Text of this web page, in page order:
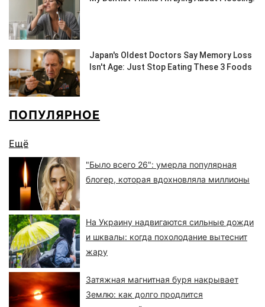
ПОПУЛЯРНОЕ
Ещё
"Было всего 26": умерла популярная
блогер, которая вдохновляла миллионы
На Украину надвигаются сильные дожди
и шквалы: когда похолодание вытеснит
жару
Затяжная магнитная буря накрывает
Землю: как долго продлится